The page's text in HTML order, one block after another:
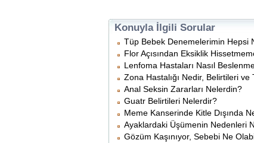
Konuyla İlgili Sorular
Tüp Bebek Denemelerimin Hepsi
Flor Açısından Eksiklik
Lenfoma Hastaları Nasıl
Zona Hastalığı Nedir, Belirtileri
Anal Seksin Zararları Nelerdin?
Guatr Belirtileri Nelerdir?
Meme Kanserinde Kitle Dışında
Ayaklardaki Üşümenin Nedenleri
Gözüm Kaşınıyor, Sebebi Ne